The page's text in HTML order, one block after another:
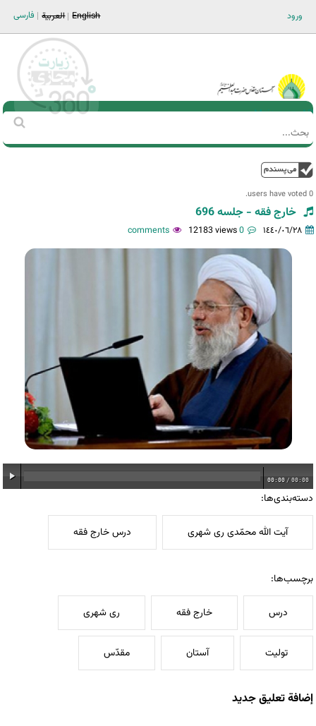
ورود فارسی العربية English
Main men-AR
استمارة
‏
0 users have voted.
خارج فقه - جلسه 696
١٤٤٠/٠٦/٢٨ 0 comments
12183 views
00:00 / 00:00
دسته‌بندی‌ها:
آیت الله محمّدی ری شهری درس خارج فقه
برچسب‌ها:
درس خارج فقه ری شهری
تولیت آستان مقدّس
إضافة تعليق جديد